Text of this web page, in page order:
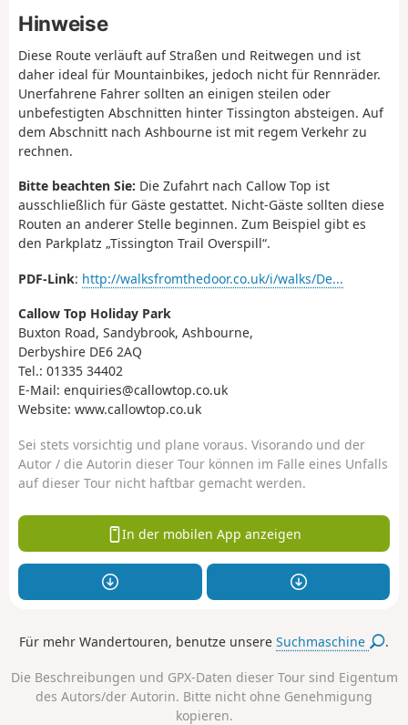
Hinweise
Diese Route verläuft auf Straßen und Reitwegen und ist
daher ideal für Mountainbikes, jedoch nicht für Rennräder.
Unerfahrene Fahrer sollten an einigen steilen oder
unbefestigten Abschnitten hinter Tissington absteigen. Auf
dem Abschnitt nach Ashbourne ist mit regem Verkehr zu
rechnen.
Bitte beachten Sie: Die Zufahrt nach Callow Top ist
ausschließlich für Gäste gestattet. Nicht-Gäste sollten diese
Routen an anderer Stelle beginnen. Zum Beispiel gibt es
den Parkplatz „Tissington Trail Overspill“.
PDF-Link: http://walksfromthedoor.co.uk/i/walks/De...
Callow Top Holiday Park
Buxton Road, Sandybrook, Ashbourne,
Derbyshire DE6 2AQ
Tel.: 01335 34402
E-Mail: enquiries@callowtop.co.uk
Website: www.callowtop.co.uk
Sei stets vorsichtig und plane voraus. Visorando und der
Autor / die Autorin dieser Tour können im Falle eines Unfalls
auf dieser Tour nicht haftbar gemacht werden.
In der mobilen App anzeigen
Für mehr Wandertouren, benutze unsereSuchmaschine .
Die Beschreibungen und GPX-Daten dieser Tour sind Eigentum
des Autors/der Autorin. Bitte nicht ohne Genehmigung
kopieren.